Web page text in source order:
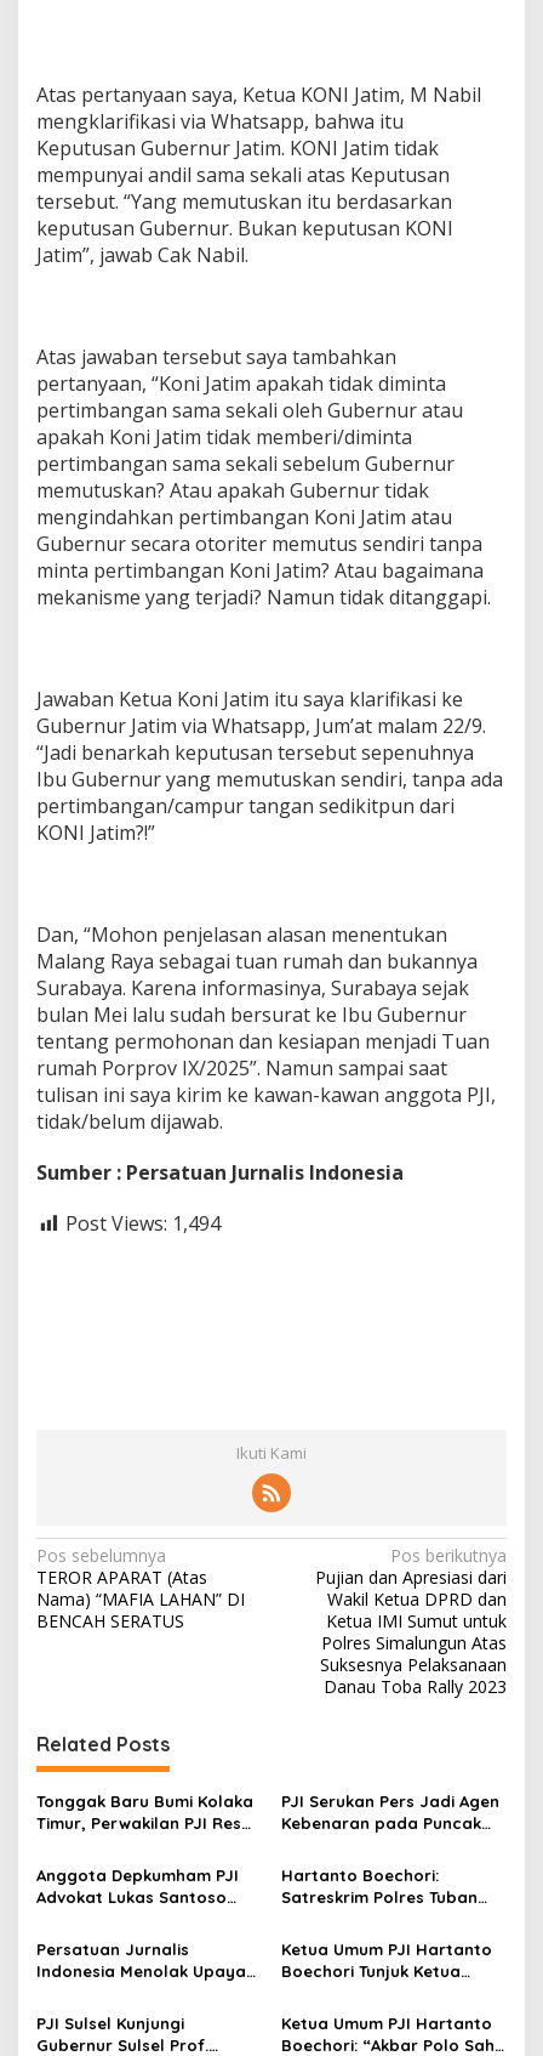
Atas pertanyaan saya, Ketua KONI Jatim, M Nabil
mengklarifikasi via Whatsapp, bahwa itu
Keputusan Gubernur Jatim. KONI Jatim tidak
mempunyai andil sama sekali atas Keputusan
tersebut. “Yang memutuskan itu berdasarkan
keputusan Gubernur. Bukan keputusan KONI
Jatim”, jawab Cak Nabil.
Atas jawaban tersebut saya tambahkan
pertanyaan, “Koni Jatim apakah tidak diminta
pertimbangan sama sekali oleh Gubernur atau
apakah Koni Jatim tidak memberi/diminta
pertimbangan sama sekali sebelum Gubernur
memutuskan? Atau apakah Gubernur tidak
mengindahkan pertimbangan Koni Jatim atau
Gubernur secara otoriter memutus sendiri tanpa
minta pertimbangan Koni Jatim? Atau bagaimana
mekanisme yang terjadi? Namun tidak ditanggapi.
Jawaban Ketua Koni Jatim itu saya klarifikasi ke
Gubernur Jatim via Whatsapp, Jum’at malam 22/9.
“Jadi benarkah keputusan tersebut sepenuhnya
Ibu Gubernur yang memutuskan sendiri, tanpa ada
pertimbangan/campur tangan sedikitpun dari
KONI Jatim?!”
Dan, “Mohon penjelasan alasan menentukan
Malang Raya sebagai tuan rumah dan bukannya
Surabaya. Karena informasinya, Surabaya sejak
bulan Mei lalu sudah bersurat ke Ibu Gubernur
tentang permohonan dan kesiapan menjadi Tuan
rumah Porprov IX/2025”. Namun sampai saat
tulisan ini saya kirim ke kawan-kawan anggota PJI,
tidak/belum dijawab.
Sumber : Persatuan Jurnalis Indonesia
Post Views: 1,494
Ikuti Kami
N
a
v
a
s
i
p
o
s
Pos sebelumnya
TEROR APARAT (Atas
Nama) “MAFIA LAHAN” DI
BENCAH SERATUS
Pos berikutnya
Pujian dan Apresiasi dari
Wakil Ketua DPRD dan
Ketua IMI Sumut untuk
Polres Simalungun Atas
Suksesnya Pelaksanaan
Danau Toba Rally 2023
Related Posts
Tonggak Baru Bumi Kolaka
Timur, Perwakilan PJI Resmi
PJI Serukan Pers Jadi Agen
Kebenaran pada Puncak
Anggota Depkumham PJI
Advokat Lukas Santoso
Hartanto Boechori:
Satreskrim Polres Tuban
Percobaan Pembunuhan
Jurnalis
Persatuan Jurnalis
Indonesia Menolak Upaya
Terhadap Kebebasan Pers
Ketua Umum PJI Hartanto
Boechori Tunjuk Ketua
Depkumham PJI
PJI Sulsel Kunjungi
Gubernur Sulsel Prof.
Ketua Umum PJI Hartanto
Boechori: “Akbar Polo Sah